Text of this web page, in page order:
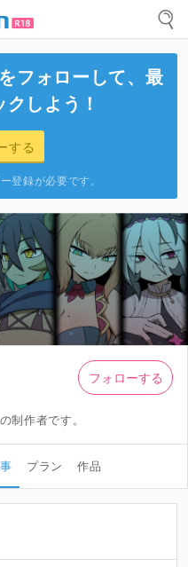
フォローして、最
しよう！
する
登録が必要です。
制作者です。
フォローする
プラン 作品